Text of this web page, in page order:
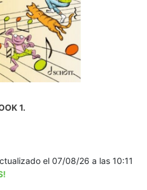
1.
el 07/08/26 a las 10:11